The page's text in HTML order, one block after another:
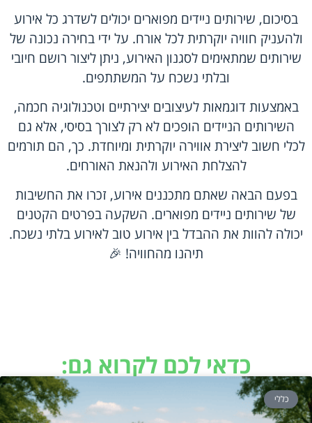
בסיכום, שירותים ניידים מפוארים יכולים לשדרג כל אירוע
ולהעניק חוויה יוקרתית לכל אורח. על ידי בחירה נכונה של
שירותים שמתאימים לסגנון האירוע, ניתן ליצור רושם חיובי
ובלתי נשכח על המשתתפים.
באמצעות דוגמאות לעיצובים יצירתיים וטכנולוגיה חכמה,
השירותים הניידים הופכים לא רק לצורך בסיסי, אלא גם
לכלי חשוב ליצירת אווירה יוקרתית ומיוחדת. כך, הם תורמים
להצלחת האירוע ולהנאת האורחים.
בפעם הבאה שאתם מתכננים אירוע, זכרו את החשיבות
של שירותים ניידים מפוארים. השקעה בפרטים הקטנים
יכולה להוות את ההבדל בין אירוע טוב לאירוע בלתי נשכח.
תיהנו מהחוויה! 🎉
כדאי לכם לקרוא גם:
כללי